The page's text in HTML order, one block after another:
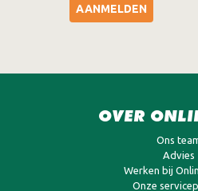
AANMELDEN
OVER
Ons
Advies
Werken bij
Onze